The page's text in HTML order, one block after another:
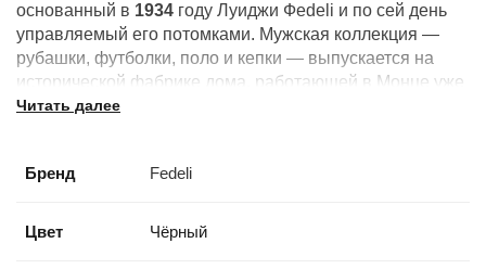
основанный в 1934 году Луиджи Феdeli и по сей день
управляемый его потомками. Мужская коллекция —
рубашки, футболки, поло и кепки — выпускается на
исторической фабрике дома, работающей в Монце уже
более девяноста лет.
Читать далее
Бренд Fedeli
Цвет Чёрный